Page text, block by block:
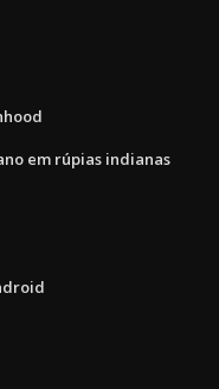
em rúpias indianas